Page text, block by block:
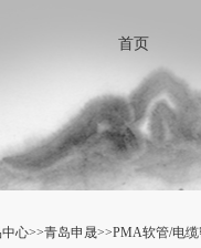
首页
中心>>青岛申晟>>PMA软管/电